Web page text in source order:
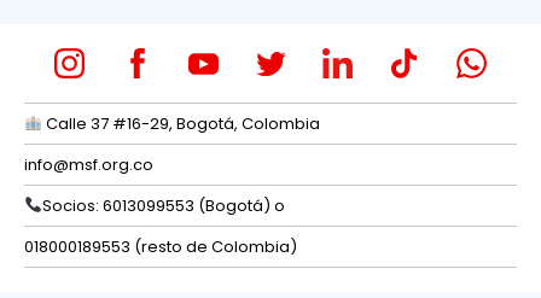
Calle 37 #16-29, Bogotá, Colombia
info@msf.org.co
Socios: 6013099553 (Bogotá) o
018000189553 (resto de Colombia)